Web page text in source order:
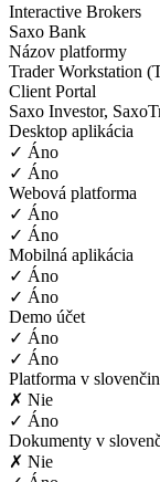
Interactive Brokers
Saxo Bank
Názov platformy
Trader Workstation
Client Portal
Saxo Investor,
Desktop aplikácia
✓ Áno
✓ Áno
Webová platforma
✓ Áno
✓ Áno
Mobilná aplikácia
✓ Áno
✓ Áno
Demo účet
✓ Áno
✓ Áno
Platforma v
✗ Nie
✓ Áno
Dokumenty v
✗ Nie